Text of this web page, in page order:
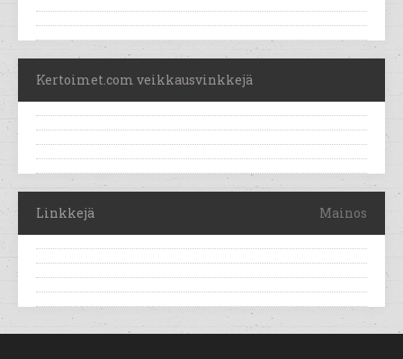
Kertoimet.com veikkausvinkkejä
Linkkejä Mainos